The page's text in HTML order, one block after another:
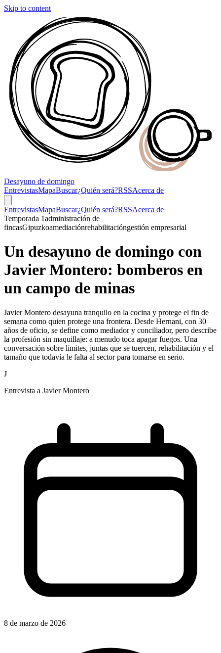
Skip to content
Desayuno de domingo
EntrevistasMapaBuscar¿Quién será?RSSAcerca de
EntrevistasMapaBuscar¿Quién será?RSSAcerca de
Temporada 1administración de
fincasGipuzkoamediaciónrehabilitacióngestión empresarial
Un desayuno de domingo con
Javier Montero: bomberos en
un campo de minas
Javier Montero desayuna tranquilo en la cocina y protege el fin de
semana como quien protege una frontera. Desde Hernani, con 30
años de oficio, se define como mediador y conciliador, pero describe
la profesión sin maquillaje: a menudo toca apagar fuegos. Una
conversación sobre límites, juntas que se tuercen, rehabilitación y el
tamaño que todavía le falta al sector para tomarse en serio.
J
Entrevista a Javier Montero
8 de marzo de 2026